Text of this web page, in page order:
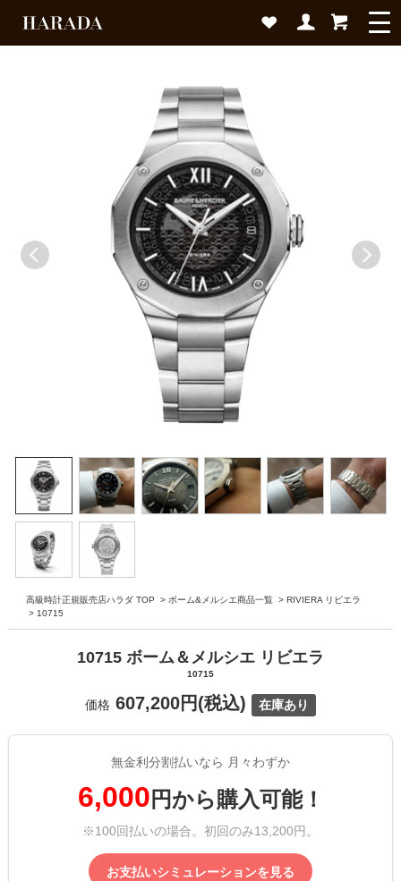
高級時計正規販売店ハラダ TOP > ボーム&メルシエ商品一覧 > RIVIERA リビエラ
> 10715
10715 ボーム＆メルシエ リビエラ
10715
価格 607,200円(税込) 在庫あり
無金利分割払いなら 月々わずか
6,000 円から購入可能！
※100回払いの場合。初回のみ13,200円。
お支払いシミュレーションを見る